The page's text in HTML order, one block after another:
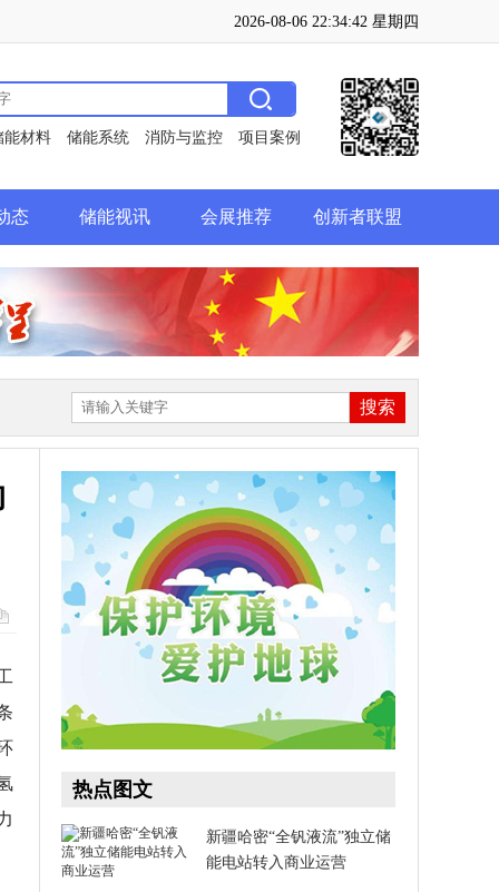
2026-08-06 22:34:43 星期四
能材料 储能系统 消防与监控 项目案例
态 储能视讯 会展推荐 创新者联盟
热点图文
新疆哈密“全钒液流”独立储
能电站转入商业运营​